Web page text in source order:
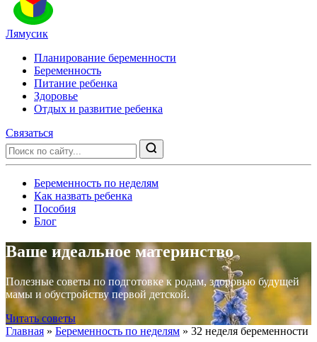
Лямусик
Планирование беременности
Беременность
Питание ребенка
Здоровье
Отдых и развитие ребенка
Связаться
Беременность по неделям
Как назвать ребенка
Пособия
Блог
Ваше идеальное материнство
Полезные советы по подготовке к родам, здоровью будущей
мамы и обустройству первой детской.
Читать советы
Главная » Беременность по неделям » 32 неделя беременности